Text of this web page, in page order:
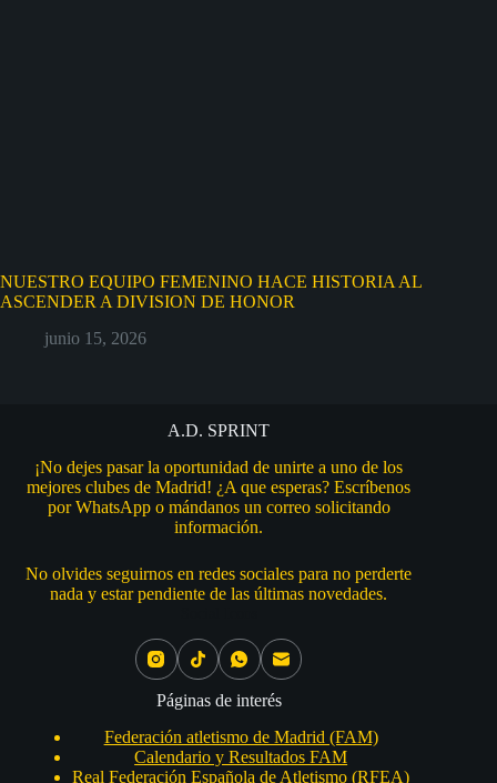
NUESTRO EQUIPO FEMENINO HACE HISTORIA AL
ASCENDER A DIVISION DE HONOR
junio 15, 2026
A.D. SPRINT
¡No dejes pasar la oportunidad de unirte a uno de los
mejores clubes de Madrid! ¿A que esperas? Escríbenos
por WhatsApp o mándanos un correo solicitando
información.
No olvides seguirnos en redes sociales para no perderte
nada y estar pendiente de las últimas novedades.
Páginas de interés
Federación atletismo de Madrid (FAM)
Calendario y Resultados FAM
Real Federación Española de Atletismo (RFEA)